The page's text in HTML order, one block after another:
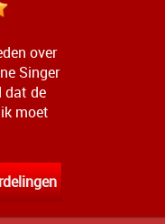
over
Singer
dat de
moet